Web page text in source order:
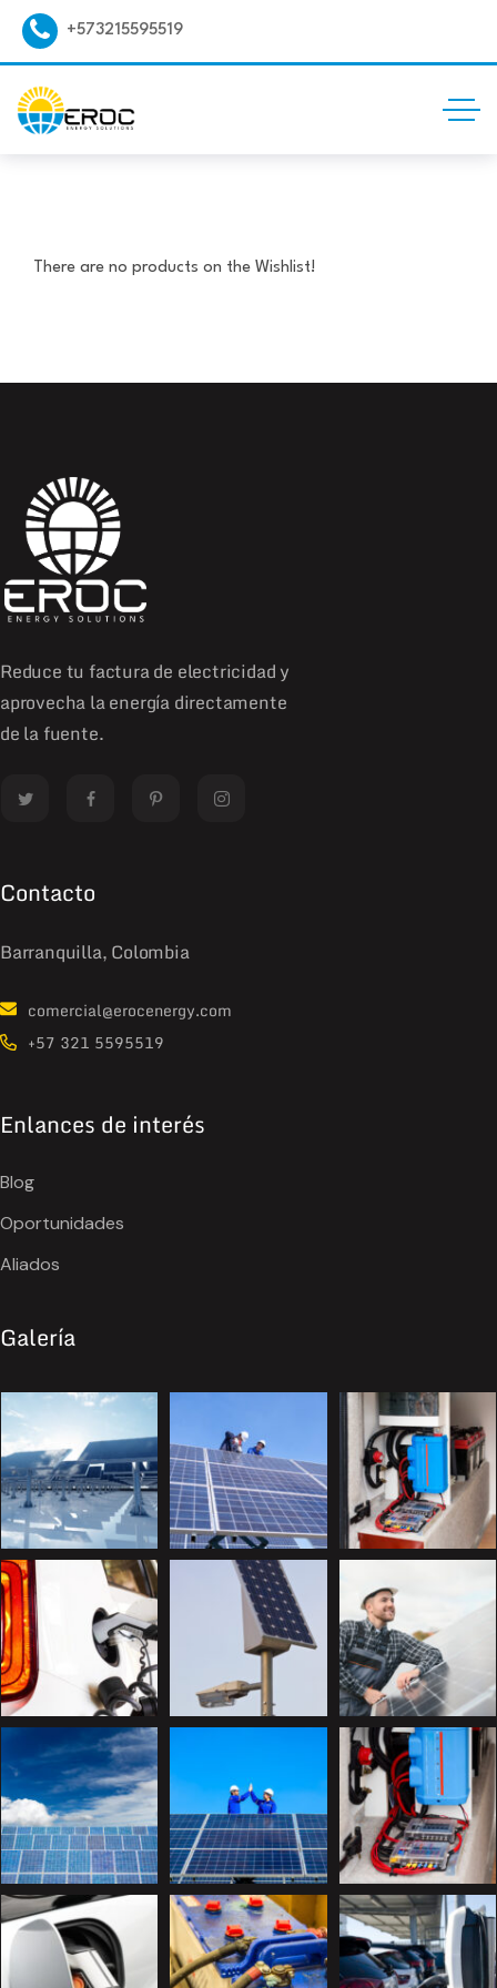
+573215595519
There are no products on the Wishlist!
Reduce tu factura de electricidad y
aprovecha la energía directamente
de la fuente.
Contacto
Barranquilla, Colombia
comercial@erocenergy.com
+57 321 5595519
Enlances de interés
Blog
Oportunidades
Aliados
Galería